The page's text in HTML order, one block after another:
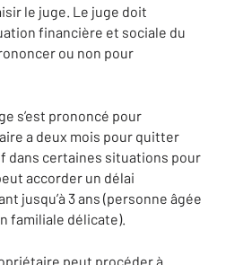
le juge. Le juge doit
financière et sociale du
ou non pour
s’est prononcé pour
a deux mois pour quitter
dans certaines situations pour
accorder un délai
jusqu’à 3 ans (personne âgée
familiale délicate).
peut procéder à